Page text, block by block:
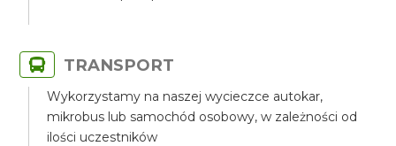
TRANSPORT
Wykorzystamy na naszej wycieczce autokar,
mikrobus lub samochód osobowy, w zależności od
ilości uczestników